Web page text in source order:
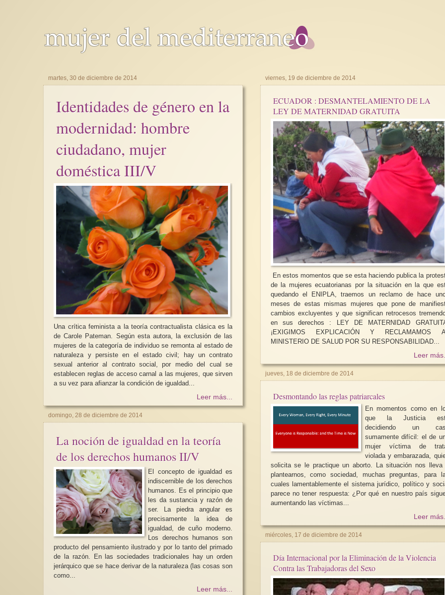
martes, 30 de diciembre de 2014
Identidades de género en la
modernidad: hombre
ciudadano, mujer
doméstica III/V
Una crítica feminista a la teoría contractualista clásica es la
de Carole Pateman. Según esta autora, la exclusión de las
mujeres de la categoría de individuo se remonta al estado de
naturaleza y persiste en el estado civil; hay un contrato
sexual anterior al contrato social, por medio del cual se
establecen reglas de acceso carnal a las mujeres, que sirven
a su vez para afianzar la condición de igualdad...
Leer más...
domingo, 28 de diciembre de 2014
La noción de igualdad en la teoría
de los derechos humanos II/V
El concepto de igualdad es
indiscernible de los derechos
humanos. Es el principio que
les da sustancia y razón de
ser. La piedra angular es
precisamente la idea de
igualdad, de cuño moderno.
Los derechos humanos son
producto del pensamiento ilustrado y por lo tanto del primado
de la razón. En las sociedades tradicionales hay un orden
jerárquico que se hace derivar de la naturaleza (las cosas son
como...
Leer más...
viernes, 19 de diciembre de 2014
ECUADOR : DESMANTELAMIENTO DE LA
LEY DE MATERNIDAD GRATUITA
En estos momentos que se esta haciendo publica la
de la mujeres ecuatorianas por la situación en la que
quedando el ENIPLA, traemos un reclamo de hace
meses de estas mismas mujeres que pone de
cambios excluyentes y que significan retrocesos
en sus derechos : LEY DE MATERNIDAD GRATUITA:
¡EXIGIMOS EXPLICACIÓN Y RECLAMAMOS
MINISTERIO DE SALUD POR SU RESPONSABILIDAD...
Leer
jueves, 18 de diciembre de 2014
Desmontando las reglas patriarcales
En momentos como en
que la Justicia
decidiendo un
sumamente difícil: el de
mujer víctima de
violada y embarazada,
solicita se le practique un aborto. La situación nos lleva a
plantearnos, como sociedad, muchas preguntas, para
cuales lamentablemente el sistema jurídico, político y
parece no tener respuesta: ¿Por qué en nuestro país
aumentando las víctimas...
Leer
miércoles, 17 de diciembre de 2014
Día Internacional por la Eliminación de la Violencia
Contra las Trabajadoras del Sexo
SAVIA
Tras años de activismos y tras un
NotiMujeres 1/2026
trimestre respecto a
positivos en los